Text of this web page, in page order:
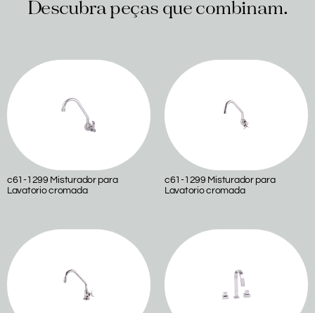
Descubra peças que combinam.
c61-1299 Misturador para
Lavatorio cromada
c61-1299 Misturador para
Lavatorio cromada